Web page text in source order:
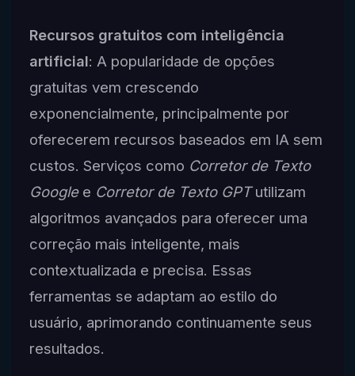
Recursos gratuitos com inteligência
artificial: A popularidade de opções
gratuitas vem crescendo
exponencialmente, principalmente por
oferecerem recursos baseados em IA sem
custos. Serviços como Corretor de Texto
Googlee Corretor de Texto GPTutilizam
algoritmos avançados para oferecer uma
correção mais inteligente, mais
contextualizada e precisa. Essas
ferramentas se adaptam ao estilo do
usuário, aprimorando continuamente seus
resultados.